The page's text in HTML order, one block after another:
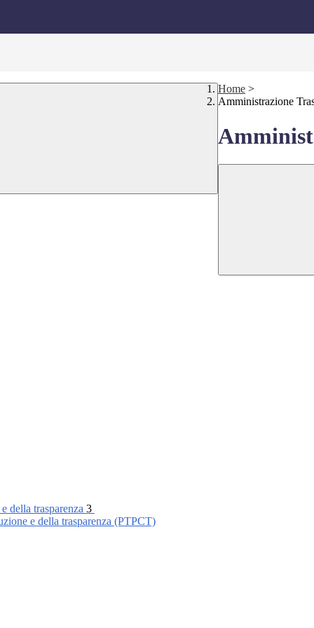
Home >
Amministrazione
della trasparenza 3
e della trasparenza (PTPCT)